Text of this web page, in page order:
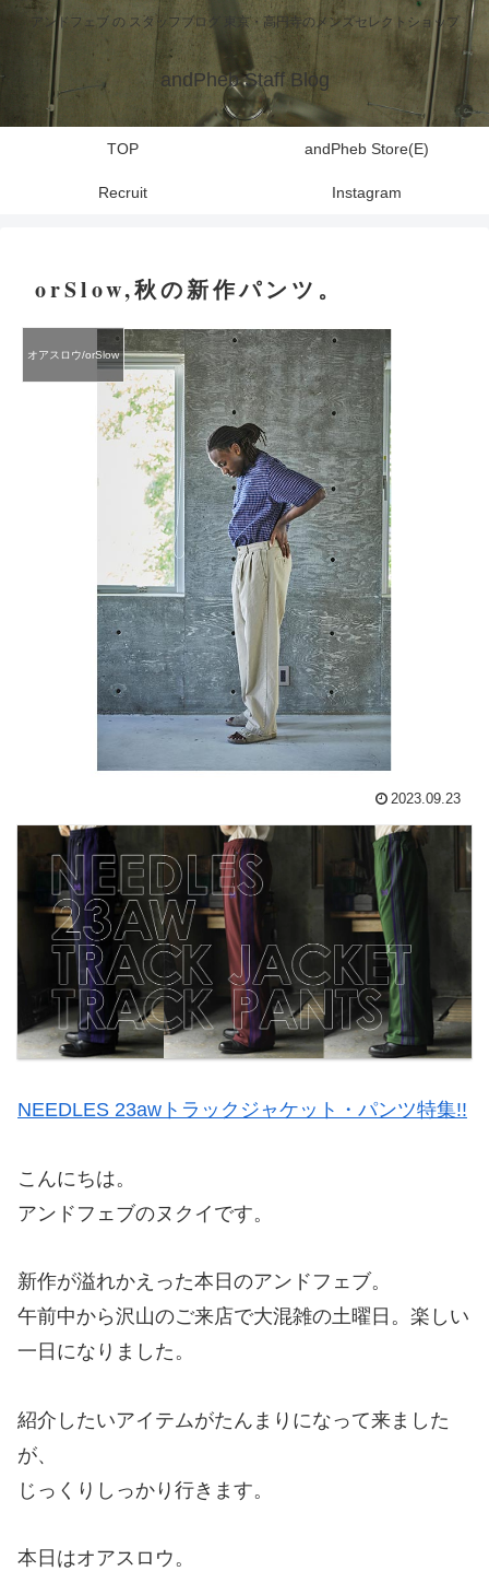
アンドフェブ の スタッフブログ 東京・高円寺のメンズセレクトショップ
andPheb Staff Blog
TOP andPheb Store(E)
Recruit Instagram
orSlow,秋の新作パンツ。
オアスロウ/orSlow
2023.09.23
NEEDLES 23awトラックジャケット・パンツ特集!!
こんにちは。
アンドフェブのヌクイです。
新作が溢れかえった本日のアンドフェブ。
午前中から沢山のご来店で大混雑の土曜日。楽しい
一日になりました。
紹介したいアイテムがたんまりになって来ました
が、
じっくりしっかり行きます。
本日はオアスロウ。